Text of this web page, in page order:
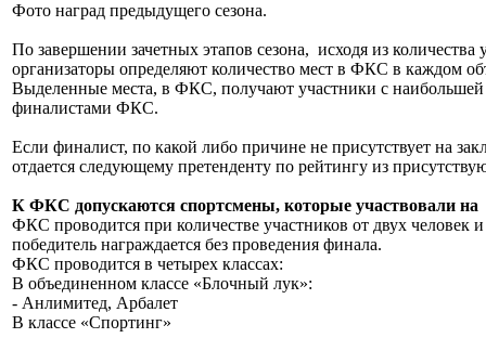
Фото наград предыдущего сезона.
По завершении зачетных этапов сезона, исходя из
организаторы определяют количество мест в ФКС в каждом
Выделенные места, в ФКС, получают участники с
финалистами ФКС.
Если финалист, по какой либо причине не присутствует на
отдается следующему претенденту по рейтингу из
К ФКС допускаются спортсмены, которые участвовали на
ФКС проводится при количестве участников от двух человек
победитель награждается без проведения финала.
ФКС проводится в четырех классах:
В объединенном классе «Блочный лук»:
- Анлимитед, Арбалет
В классе «Спортинг»